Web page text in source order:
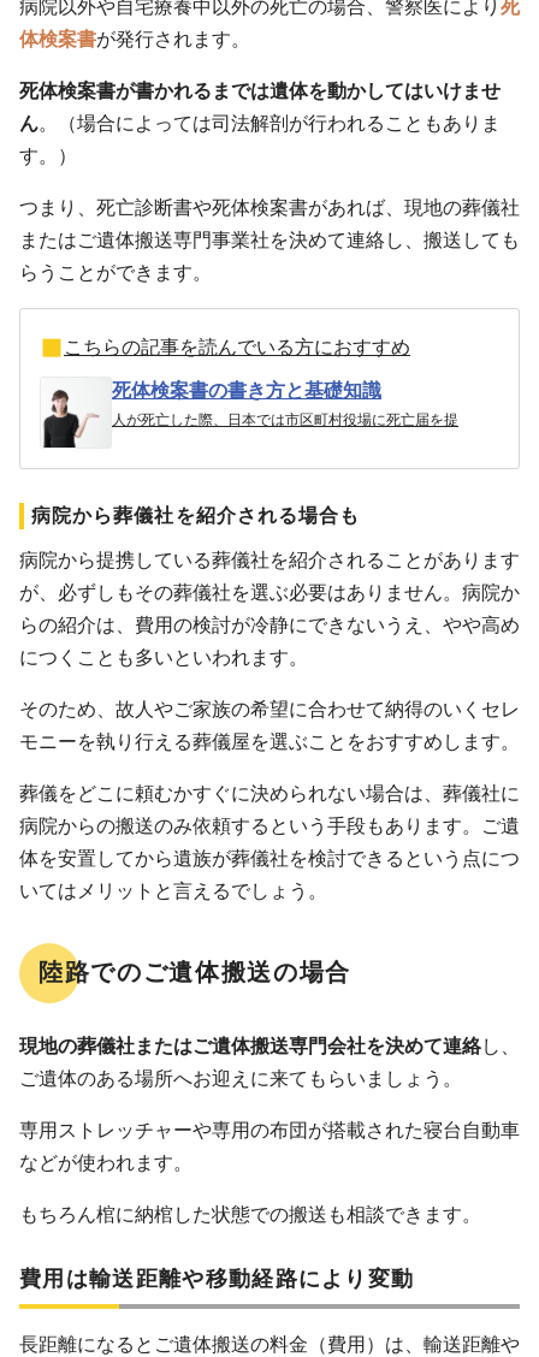
病院以外や自宅療養中以外の死亡の場合、警察医により 死
体検案書が発行されます。
死体検案書が書かれるまでは遺体を動かしてはいけませ
ん。（場合によっては司法解剖が行われることもありま
す。）
つまり、死亡診断書や死体検案書があれば、現地の葬儀社
またはご遺体搬送専門事業社を決めて連絡し、搬送しても
らうことができます。
こちらの記事を読んでいる方におすすめ
死体検案書の書き方と基礎知識
人が死亡した際、日本では市区町村役場に死亡届を提
病院から葬儀社を紹介される場合も
病院から提携している葬儀社を紹介されることがあります
が、必ずしもその葬儀社を選ぶ必要はありません。病院か
らの紹介は、費用の検討が冷静にできないうえ、やや高め
につくことも多いといわれます。
そのため、故人やご家族の希望に合わせて納得のいくセレ
モニーを執り行える葬儀屋を選ぶことをおすすめします。
葬儀をどこに頼むかすぐに決められない場合は、葬儀社に
病院からの搬送のみ依頼するという手段もあります。ご遺
体を安置してから遺族が葬儀社を検討できるという点につ
いてはメリットと言えるでしょう。
陸路でのご遺体搬送の場合
現地の葬儀社またはご遺体搬送専門会社を決めて連絡し、
ご遺体のある場所へお迎えに来てもらいましょう。
専用ストレッチャーや専用の布団が搭載された寝台自動車
などが使われます。
もちろん棺に納棺した状態での搬送も相談できます。
費用は輸送距離や移動経路により変動
長距離になるとご遺体搬送の料金（費用）は、輸送距離や